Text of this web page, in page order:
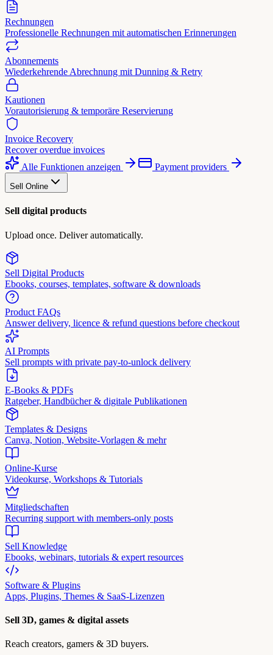
Rechnungen
Professionelle Rechnungen mit automatischen Erinnerungen
Abonnements
Wiederkehrende Abrechnung mit Dunning & Retry
Kautionen
Vorautorisierung & temporäre Reservierung
Invoice Recovery
Recover overdue invoices
Alle Funktionen anzeigen
Payment providers
Sell Online
Sell digital products
Upload once. Deliver automatically.
Sell Digital Products
Ebooks, courses, templates, software & downloads
Product FAQs
Answer delivery, licence & refund questions before checkout
AI Prompts
Sell prompts with private pay-to-unlock delivery
E-Books & PDFs
Ratgeber, Handbücher & digitale Publikationen
Templates & Designs
Canva, Notion, Website-Vorlagen & mehr
Online-Kurse
Videokurse, Workshops & Tutorials
Mitgliedschaften
Recurring support with members-only posts
Sell Knowledge
Ebooks, webinars, tutorials & expert resources
Software & Plugins
Apps, Plugins, Themes & SaaS-Lizenzen
Sell 3D, games & digital assets
Reach creators, gamers & 3D buyers.